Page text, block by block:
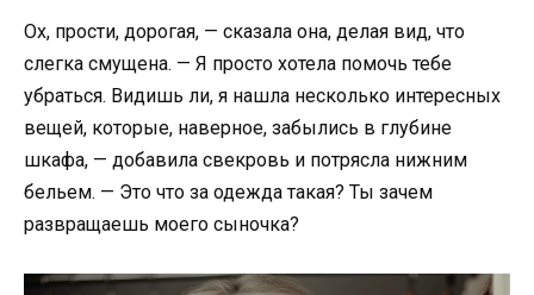
Ох, прости, дорогая, — сказала она, делая вид, что
слегка смущена. — Я просто хотела помочь тебе
убраться. Видишь ли, я нашла несколько интересных
вещей, которые, наверное, забылись в глубине
шкафа, — добавила свекровь и потрясла нижним
бельем. — Это что за одежда такая? Ты зачем
развращаешь моего сыночка?